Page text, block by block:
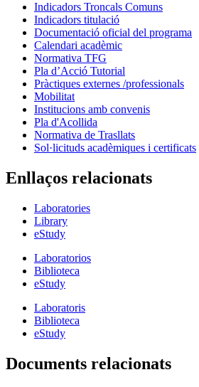
Indicadors Troncals Comuns
Indicadors titulació
Documentació oficial del programa
Calendari acadèmic
Normativa TFG
Pla d’Acció Tutorial
Pràctiques externes /professionals
Mobilitat
Institucions amb convenis
Pla d'Acollida
Normativa de Trasllats
Sol·licituds acadèmiques i certificats
Enllaços relacionats
Laboratories
Library
eStudy
Laboratorios
Biblioteca
eStudy
Laboratoris
Biblioteca
eStudy
Documents relacionats